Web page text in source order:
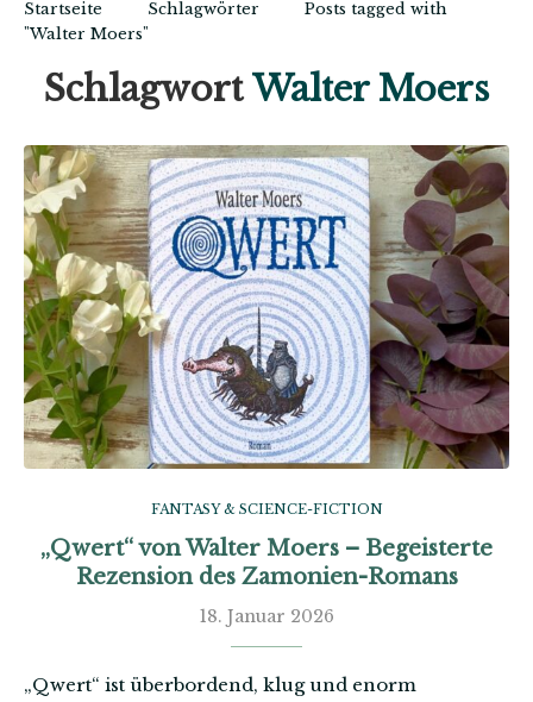
Startseite Schlagwörter
Posts tagged with
"Walter Moers"
SchlagwortWalter Moers
FANTASY & SCIENCE-FICTION
„Qwert“ von Walter Moers – Begeisterte
Rezension des Zamonien-Romans
18. Januar 2026
„Qwert“ ist überbordend, klug und enorm